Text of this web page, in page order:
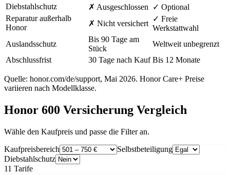
Diebstahlschutz
✗ Ausgeschlossen
✓ Optional
Reparatur außerhalb
Honor
✗ Nicht versichert
✓ Freie
Werkstattwahl
Auslandsschutz
Bis 90 Tage am
Stück
Weltweit unbegrenzt
Abschlussfrist
30 Tage nach Kauf Bis 12 Monate
Quelle: honor.com/de/support, Mai 2026. Honor Care+ Preise
variieren nach Modellklasse.
Honor 600 Versicherung Vergleich
Wähle den Kaufpreis und passe die Filter an.
Kaufpreisbereich
Selbstbeteiligung
Diebstahlschutz
11 Tarife